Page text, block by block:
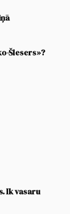
Šlesers»?
Ik vasaru